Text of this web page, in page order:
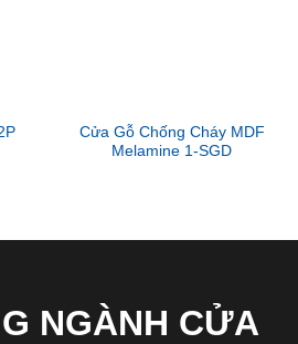
Cửa Gỗ Chống Cháy MDF
Melamine 1-SGD
NGÀNH CỬA